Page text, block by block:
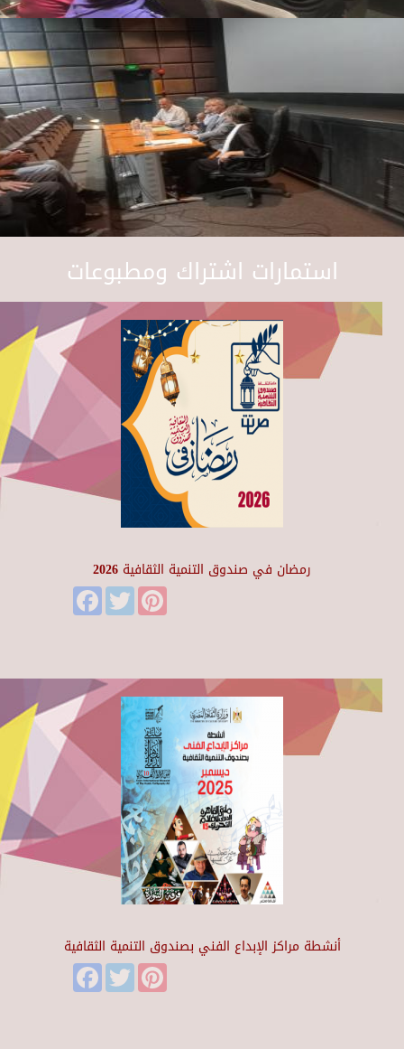
استمارات اشتراك ومطبوعات
رمضان في صندوق التنمية الثقافية 2026
FacebookTwitter
أنشطة مراكز الإبداع الفني بصندوق التنمية الثقافية
FacebookTwitter